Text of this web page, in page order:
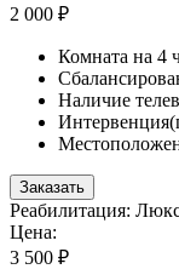
2 000 ₽
Комната на 4
Наличие
Заказать
Реабилитация:
Цена:
3 500 ₽